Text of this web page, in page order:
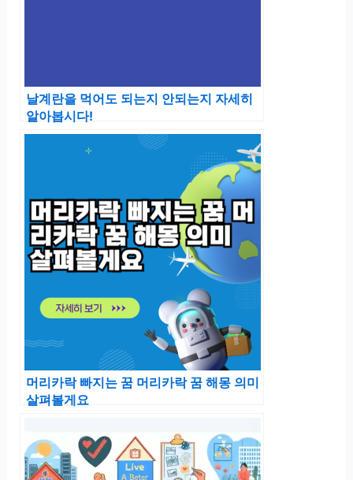
날계란을 먹어도 되는지 안되는지 자세히
알아봅시다!
머리카락 빠지는 꿈 머리카락 꿈 해몽 의미
살펴볼게요